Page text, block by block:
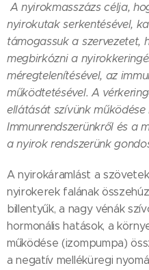
A nyirokmasszázs célja,
nyirokutak serkentésével,
támogassuk a szervezetet,
megbirkózni a
méregtelenítésével, az
működtetésével. A
ellátását szívünk működése
Immunrendszerünkről és a
a nyirok rendszerünk
A nyirokáramlást a
nyirokerek falának
billentyűk, a nagy vénák
hormonális hatások, a
működése (izompumpa)
a negatív melléküregi